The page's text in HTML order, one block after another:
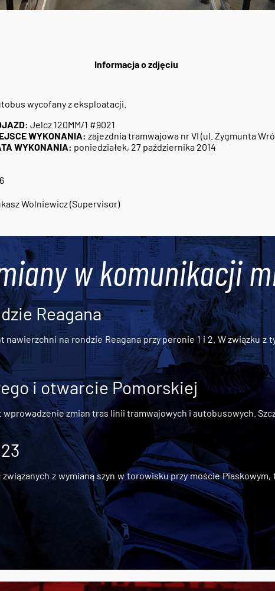
Informacja o zdjęciu
wycofany z eksploatacji.
Jelcz 120MM/1 #9021
WYKONANIA: zajezdnia tramwajowa nr VI (ul. Zygmunta
WYKONANIA: poniedziałek, 27 października 2014
Wolniewicz (Supervisor)
w komunikacji
Reagana
na rondzie Reagana przy peronie 1 i 2. W związku z
i otwarcie Pomorskiej
zmian tras linii tramwajowych i autobusowych.
z wymianą szyn w torowisku przy moście